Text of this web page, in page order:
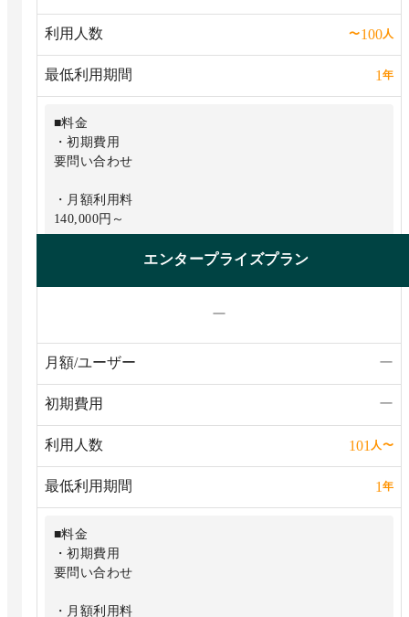
・AI機能
などすべての機能を無制限に利用可能
利用人数 〜100人
最低利用期間 1 年
■料金
・初期費用
要問い合わせ
・月額利用料
140,000円～
・メールやSlackによる通知
・フォームのカスタマイズや外部公開
・AI機能
などすべての機能を無制限に利用可能
エンタープライズプラン
ー
月額/ユーザー ー
初期費用 ー
利用人数 101人〜
最低利用期間 1 年
■料金
・初期費用
要問い合わせ
・月額利用料